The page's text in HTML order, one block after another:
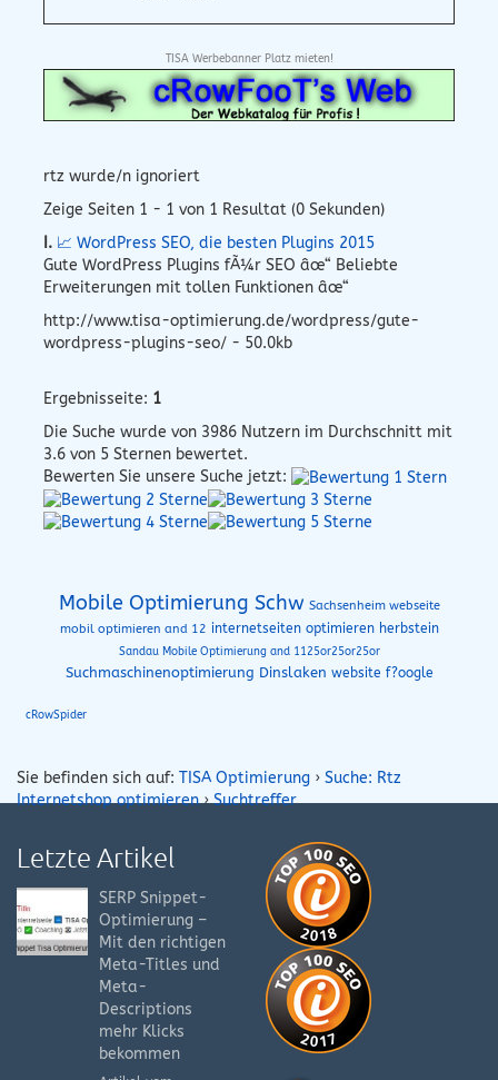
TISA Werbebanner Platz mieten!
rtz wurde/n ignoriert
Zeige Seiten 1 - 1 von 1 Resultat (0 Sekunden)
I. 📈 WordPress SEO, die besten Plugins 2015
Gute WordPress Plugins fÃ¼r SEO âœ“ Beliebte
Erweiterungen mit tollen Funktionen âœ“
http://www.tisa-optimierung.de/wordpress/gute-
wordpress-plugins-seo/ - 50.0kb
Ergebnisseite: 1
Die Suche wurde von 3986 Nutzern im Durchschnitt mit
3.6 von 5 Sternen bewertet.
Bewerten Sie unsere Suche jetzt:
Mobile Optimierung Schw Sachsenheim webseite
mobil optimieren and 12 internetseiten optimieren herbstein
Sandau Mobile Optimierung and 1125or25or25or
Suchmaschinenoptimierung Dinslaken website f?oogle
cRowSpider
Sie befinden sich auf: TISA Optimierung › Suche: Rtz
Internetshop optimieren›Suchtreffer
Letzte Artikel
SERP Snippet-
Optimierung –
Mit den richtigen
Meta-Titles und
Meta-
Descriptions
mehr Klicks
bekommen